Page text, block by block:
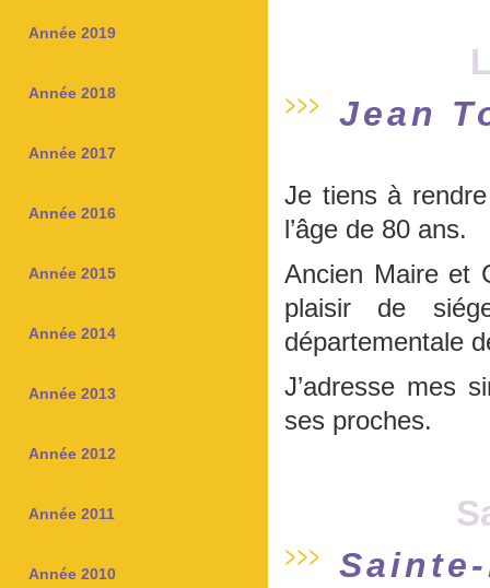
Année 2019
Année 2018
Année 2017
Année 2016
Année 2015
Année 2014
Année 2013
Année 2012
Année 2011
Année 2010
Jean
Je tiens à
l’âge de 80 ans.
Ancien Maire et
plaisir de
départementale
J’adresse mes
ses proches.